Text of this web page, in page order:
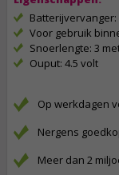
Batterijvervanger:
Voor gebruik
Snoerlengte: 3
Ouput: 4.5 volt
Op werkdagen
Nergens
Meer dan 2